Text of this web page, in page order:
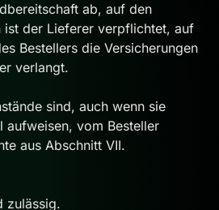
ab, auf den
ist der Lieferer verpflichtet, auf
Bestellers die Versicherungen
verlangt.
sind, auch wenn sie
aufweisen, vom Besteller
aus Abschnitt VII.
zulässig.